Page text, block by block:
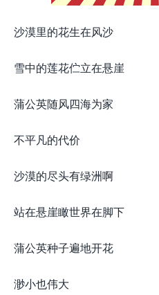
沙漠里的花生在风沙
雪中的莲花伫立在悬崖
蒲公英随风四海为家
不平凡的代价
沙漠的尽头有绿洲啊
站在悬崖瞰世界在脚下
蒲公英种子遍地开花
渺小也伟大